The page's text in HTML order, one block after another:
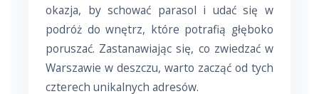
okazja, by schować parasol i udać się w
podróż do wnętrz, które potrafią głęboko
poruszać. Zastanawiając się, co zwiedzać w
Warszawie w deszczu, warto zacząć od tych
czterech unikalnych adresów.